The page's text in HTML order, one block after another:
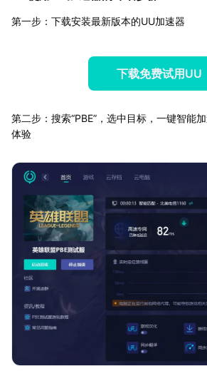
第一步：下载安装最新版本的UU加速器
下载免费试用UU
第二步：搜索“PBE”，选中目标，一键智能
体验